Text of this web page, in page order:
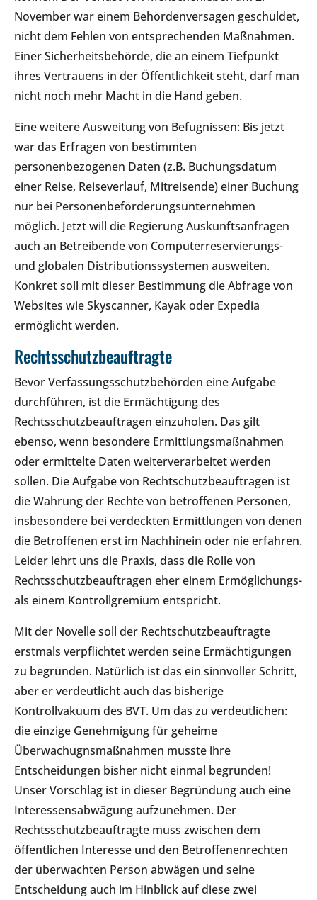
November war einem Behördenversagen geschuldet,
nicht dem Fehlen von entsprechenden Maßnahmen.
Einer Sicherheitsbehörde, die an einem Tiefpunkt
ihres Vertrauens in der Öffentlichkeit steht, darf man
nicht noch mehr Macht in die Hand geben.
Eine weitere Ausweitung von Befugnissen: Bis jetzt
war das Erfragen von bestimmten
personenbezogenen Daten (z.B. Buchungsdatum
einer Reise, Reiseverlauf, Mitreisende) einer Buchung
nur bei Personenbeförderungsunternehmen
möglich. Jetzt will die Regierung Auskunftsanfragen
auch an Betreibende von Computerreservierungs-
und globalen Distributionssystemen ausweiten.
Konkret soll mit dieser Bestimmung die Abfrage von
Websites wie Skyscanner, Kayak oder Expedia
ermöglicht werden.
Rechtsschutzbeauftragte
Bevor Verfassungsschutzbehörden eine Aufgabe
durchführen, ist die Ermächtigung des
Rechtsschutzbeauftragen einzuholen. Das gilt
ebenso, wenn besondere Ermittlungsmaßnahmen
oder ermittelte Daten weiterverarbeitet werden
sollen. Die Aufgabe von Rechtschutzbeauftragen ist
die Wahrung der Rechte von betroffenen Personen,
insbesondere bei verdeckten Ermittlungen von denen
die Betroffenen erst im Nachhinein oder nie erfahren.
Leider lehrt uns die Praxis, dass die Rolle von
Rechtsschutzbeauftragen eher einem Ermöglichungs-
als einem Kontrollgremium entspricht.
Mit der Novelle soll der Rechtschutzbeauftragte
erstmals verpflichtet werden seine Ermächtigungen
zu begründen. Natürlich ist das ein sinnvoller Schritt,
aber er verdeutlicht auch das bisherige
Kontrollvakuum des BVT. Um das zu verdeutlichen:
die einzige Genehmigung für geheime
Überwachugnsmaßnahmen musste ihre
Entscheidungen bisher nicht einmal begründen!
Unser Vorschlag ist in dieser Begründung auch eine
Interessensabwägung aufzunehmen. Der
Rechtsschutzbeauftragte muss zwischen dem
öffentlichen Interesse und den Betroffenenrechten
der überwachten Person abwägen und seine
Entscheidung auch im Hinblick auf diese zwei